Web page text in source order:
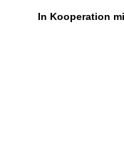
In Kooperation